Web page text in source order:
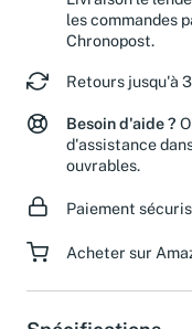
Livraison le
les commandes
Retours jusqu'à
Besoin d'aide ?
d'assistance